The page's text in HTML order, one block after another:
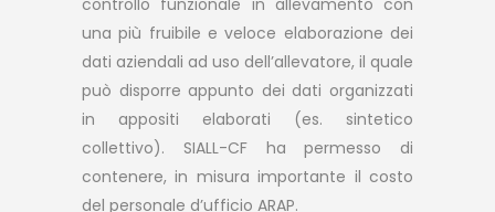
una più fruibile e veloce elaborazione dei
dati aziendali ad uso dell’allevatore, il quale
può disporre appunto dei dati organizzati
in appositi elaborati (es. sintetico
collettivo). SIALL-CF ha permesso di
contenere, in misura importante il costo
del personale d’ufficio ARAP.